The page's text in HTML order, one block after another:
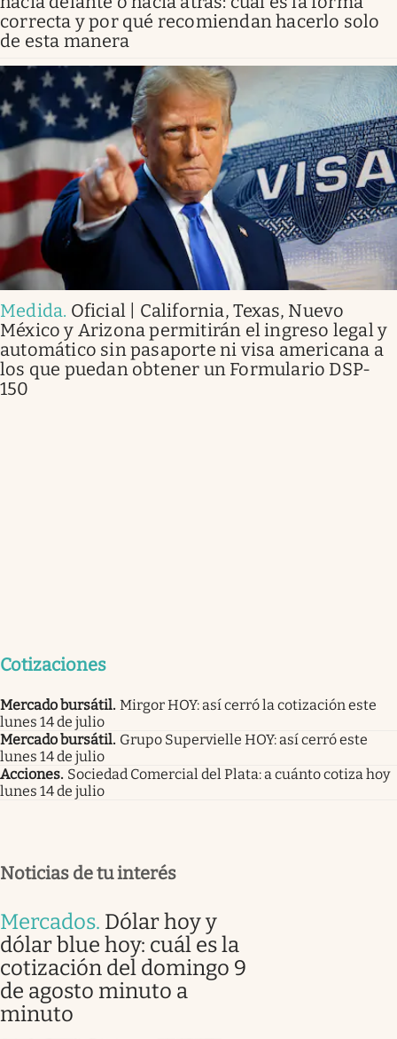
correcta y por qué recomiendan hacerlo solo
de esta manera
Medida. Oficial | California, Texas, Nuevo
México y Arizona permitirán el ingreso legal y
automático sin pasaporte ni visa americana a
los que puedan obtener un Formulario DSP-
150
Cotizaciones
Mercado bursátil. Mirgor HOY: así cerró la cotización este
lunes 14 de julio
Mercado bursátil. Grupo Supervielle HOY: así cerró este
lunes 14 de julio
Acciones. Sociedad Comercial del Plata: a cuánto cotiza hoy
lunes 14 de julio
Noticias de tu interés
Mercados. Dólar hoy y
dólar blue hoy: cuál es la
cotización del domingo 9
de agosto minuto a
minuto